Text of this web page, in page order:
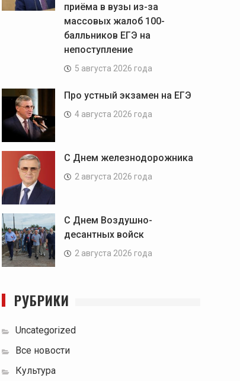
приёма в вузы из-за
массовых жалоб 100-
балльников ЕГЭ на
непоступление
5 августа 2026 года
Про устный экзамен на ЕГЭ
4 августа 2026 года
С Днем железнодорожника
2 августа 2026 года
С Днем Воздушно-
десантных войск
2 августа 2026 года
РУБРИКИ
Uncategorized
Все новости
Культура